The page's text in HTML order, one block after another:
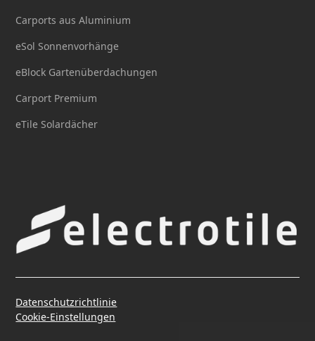
Carports aus Aluminium
eSol Sonnenvorhänge
eBlock Gartenüberdachungen
Carport Premium
eTile Solardächer
Datenschutzrichtlinie
Cookie-Einstellungen